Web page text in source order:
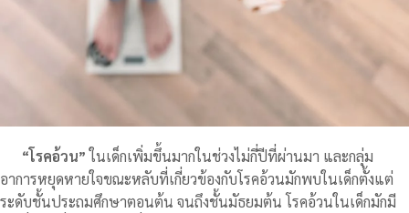
“โรคอ้วน”ในเด็กเพิ่มขึ้นมากในช่วงไม่กี่ปีที่ผ่านมา และกลุ่ม
อาการหยุดหายใจขณะหลับที่เกี่ยวข้องกับโรคอ้วนมักพบในเด็กตั้งแต่
ระดับชั้นประถมศึกษาตอนต้น จนถึงชั้นมัธยมต้น โรคอ้วนในเด็กมักมี